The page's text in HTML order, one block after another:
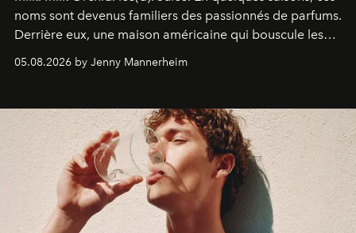
noms sont devenus familiers des passionnés de parfums.
Derrière eux, une maison américaine qui bouscule les
codes de la parfumerie contemporaine en proposant
une approche aussi intuitive que personnelle :
05.08.2026 by Jenny Mannerheim